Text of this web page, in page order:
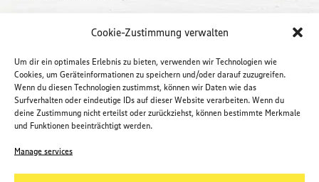
Cookie-Zustimmung verwalten
Um dir ein optimales Erlebnis zu bieten, verwenden wir Technologien wie
Cookies, um Geräteinformationen zu speichern und/oder darauf zuzugreifen.
Wenn du diesen Technologien zustimmst, können wir Daten wie das
Surfverhalten oder eindeutige IDs auf dieser Website verarbeiten. Wenn du
deine Zustimmung nicht erteilst oder zurückziehst, können bestimmte Merkmale
und Funktionen beeinträchtigt werden.
Manage services
Lageplan öffnen